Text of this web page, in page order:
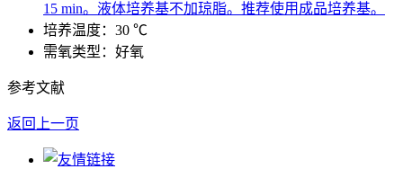
15 min。液体培养基不加琼脂。推荐使用成品培养基。
培养温度：30 ℃
需氧类型：好氧
参考文献
返回上一页